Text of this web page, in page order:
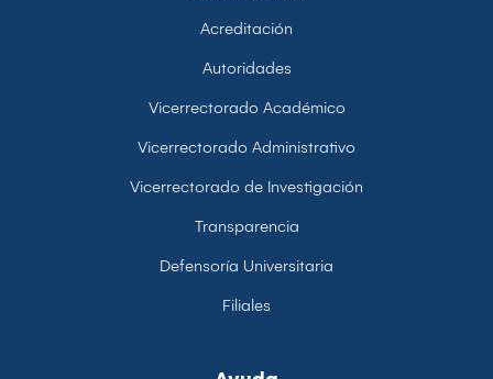
Acreditación
Autoridades
Vicerrectorado Académico
Vicerrectorado Administrativo
Vicerrectorado de Investigación
Transparencia
Defensoría Universitaria
Filiales